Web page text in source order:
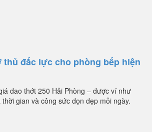
thủ đắc lực cho phòng bếp hiện
dao thớt 250 Hải Phòng – được ví như
gian và công sức dọn dẹp mỗi ngày.